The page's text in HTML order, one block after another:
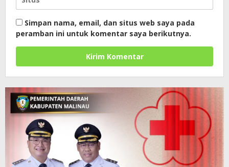
Simpan nama, email, dan situs web saya pada
peramban ini untuk komentar saya berikutnya.